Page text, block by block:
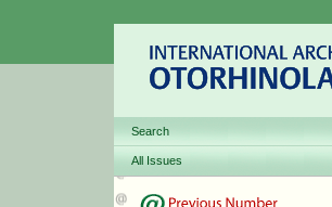
Search
All Issues